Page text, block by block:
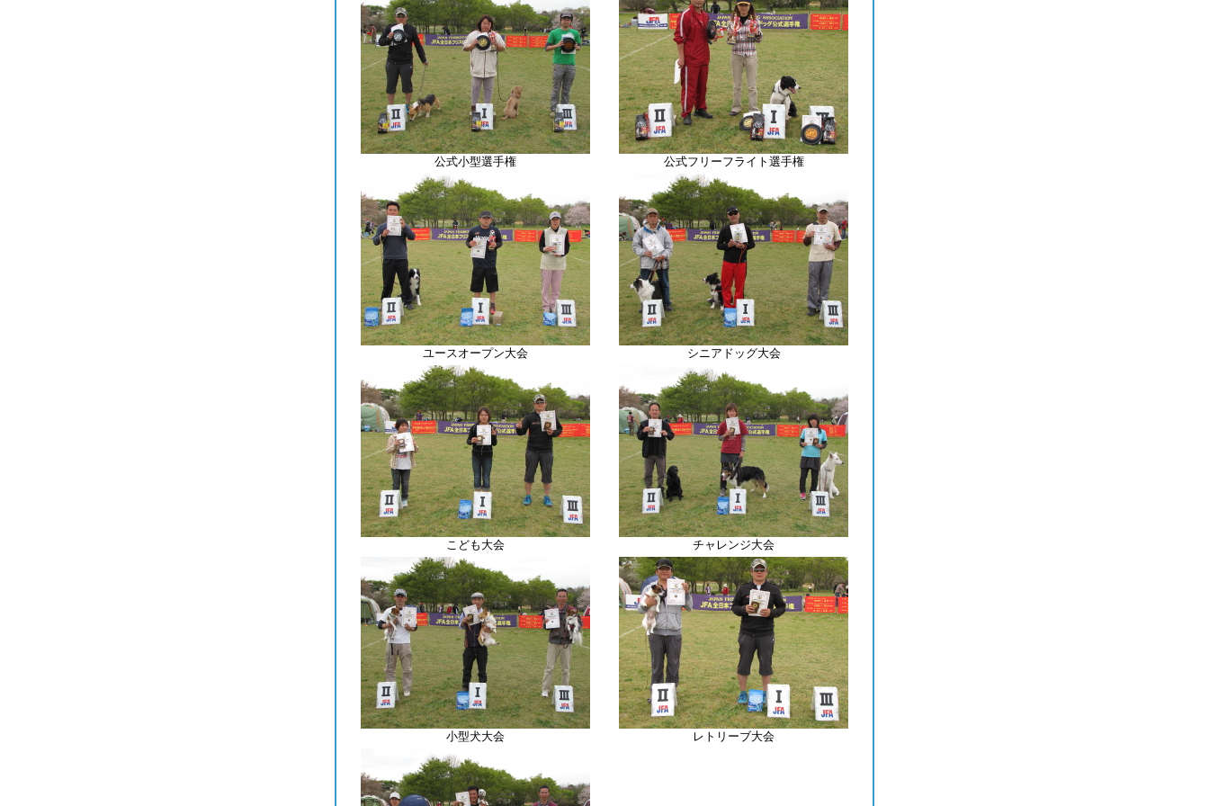
公式小型選手権 公式フリーフライト選手権
ユースオープン大会 シニアドッグ大会
こども大会 チャレンジ大会
小型犬大会 レトリーブ大会